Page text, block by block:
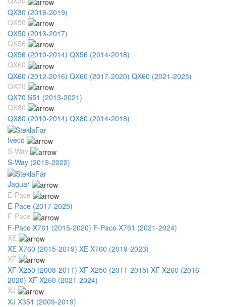
QX30 (2016-2019)
QX50
QX50 (2013-2017)
QX56
QX56 (2010-2014) QX56 (2014-2018)
QX60
QX60 (2012-2016) QX60 (2017-2020) QX60 (2021-2025)
QX70
QX70 S51 (2013-2021)
QX80
QX80 (2010-2014) QX80 (2014-2018)
Iveco
S-Way
S-Way (2019-2022)
Jaguar
E-Pace
E-Pace (2017-2025)
F-Pace
F-Pace X761 (2015-2020) F-Pace X761 (2021-2024)
XE
XE X760 (2015-2019) XE X760 (2019-2023)
XF
XF X250 (2008-2011) XF X250 (2011-2015) XF X260 (2016-
2020) XF X260 (2021-2024)
XJ
XJ X351 (2009-2019)